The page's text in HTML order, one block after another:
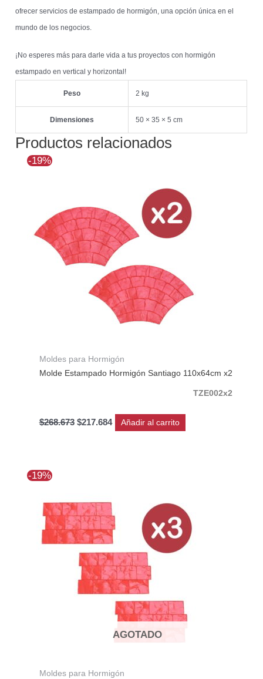
ofrecer servicios de estampado de hormigón, una opción única en el
mundo de los negocios.
¡No esperes más para darle vida a tus proyectos con hormigón
estampado en vertical y horizontal!
Peso 2 kg
Dimensiones 50 × 35 × 5 cm
Productos relacionados
-19%
Moldes para Hormigón
Molde Estampado Hormigón Santiago 110x64cm x2
TZE002x2
$268.673 $217.684
$217.684.
Añadir al carrito
-19%
AGOTADO
Moldes para Hormigón
era:
$368.323.
es:
$298.335.